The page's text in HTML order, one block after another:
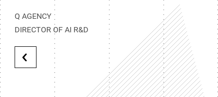
Q AGENCY
DIRECTOR OF AI R&D